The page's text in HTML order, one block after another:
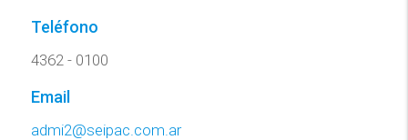
Teléfono
4362 - 0100
Email
admi2@seipac.com.ar